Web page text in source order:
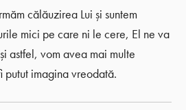
călăuzirea Lui și suntem
mici pe care ni le cere, El ne va
astfel, vom avea mai multe
imagina vreodată.